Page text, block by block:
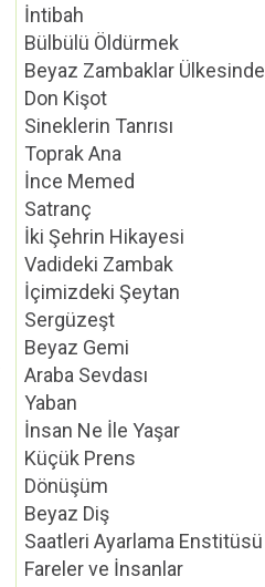
İntibah
Bülbülü Öldürmek
Beyaz Zambaklar Ülkesinde
Don Kişot
Sineklerin Tanrısı
Toprak Ana
İnce Memed
Satranç
İki Şehrin Hikayesi
Vadideki Zambak
İçimizdeki Şeytan
Sergüzeşt
Beyaz Gemi
Araba Sevdası
Yaban
İnsan Ne İle Yaşar
Küçük Prens
Dönüşüm
Beyaz Diş
Saatleri Ayarlama Enstitüsü
Fareler ve İnsanlar